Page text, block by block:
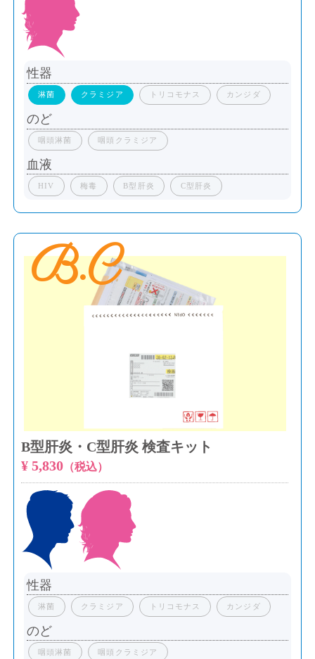
性器
淋菌 クラミジア トリコモナス カンジダ
のど
咽頭淋菌 咽頭クラミジア
血液
HIV 梅毒 B型肝炎 C型肝炎
B.C
B型肝炎・C型肝炎 検査キット
¥ 5,830（税込）
性器
淋菌 クラミジア トリコモナス カンジダ
のど
咽頭淋菌 咽頭クラミジア